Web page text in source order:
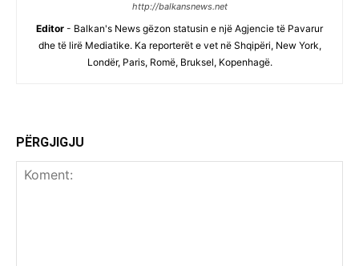
http://balkansnews.net
Editor - Balkan's News gëzon statusin e një Agjencie të Pavarur
dhe të lirë Mediatike. Ka reporterët e vet në Shqipëri, New York,
Londër, Paris, Romë, Bruksel, Kopenhagë.
PËRGJIGJU